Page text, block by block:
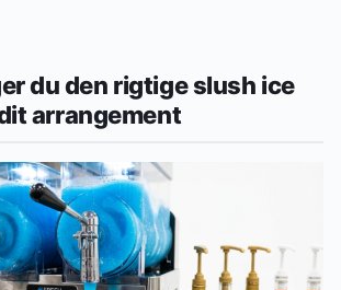
du den rigtige slush ice
arrangement